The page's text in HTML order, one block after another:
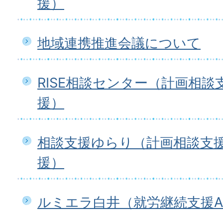
地域連携推進会議について
RISE相談センター（計画相談
援）
相談支援ゆらり（計画相談支
援）
ルミエラ白井（就労継続支援